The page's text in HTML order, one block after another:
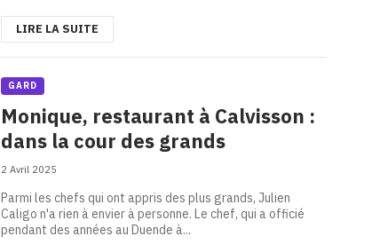
LIRE LA SUITE
GARD
Monique, restaurant à Calvisson :
dans la cour des grands
2 Avril 2025
Parmi les chefs qui ont appris des plus grands, Julien
Caligo n'a rien à envier à personne. Le chef, qui a officié
pendant des années au Duende à...